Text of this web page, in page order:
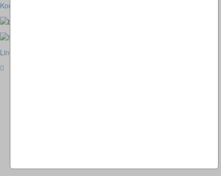
Kontakt
Link zur klassischen Website